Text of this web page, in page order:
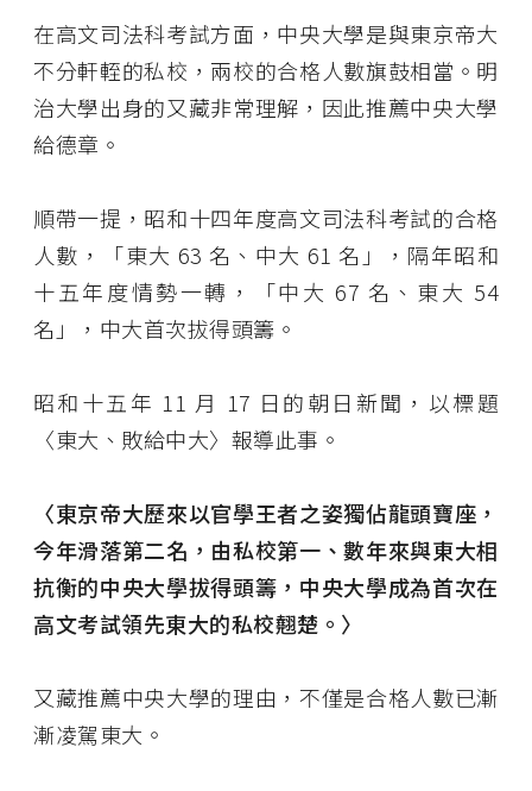
在高文司法科考試方面，中央大學是與東京帝大
不分軒輊的私校，兩校的合格人數旗鼓相當。明
治大學出身的又藏非常理解，因此推薦中央大學
給德章。
順帶一提，昭和十四年度高文司法科考試的合格
人數，「東大 63 名、中大 61 名」，隔年昭和
十五年度情勢一轉，「中大 67 名、東大 54
名」，中大首次拔得頭籌。
昭和十五年 11 月 17 日的朝日新聞，以標題
〈東大、敗給中大〉報導此事。
〈東京帝大歷來以官學王者之姿獨佔龍頭寶座，
今年滑落第二名，由私校第一、數年來與東大相
抗衡的中央大學拔得頭籌，中央大學成為首次在
高文考試領先東大的私校翹楚。〉
又藏推薦中央大學的理由，不僅是合格人數已漸
漸凌駕東大。